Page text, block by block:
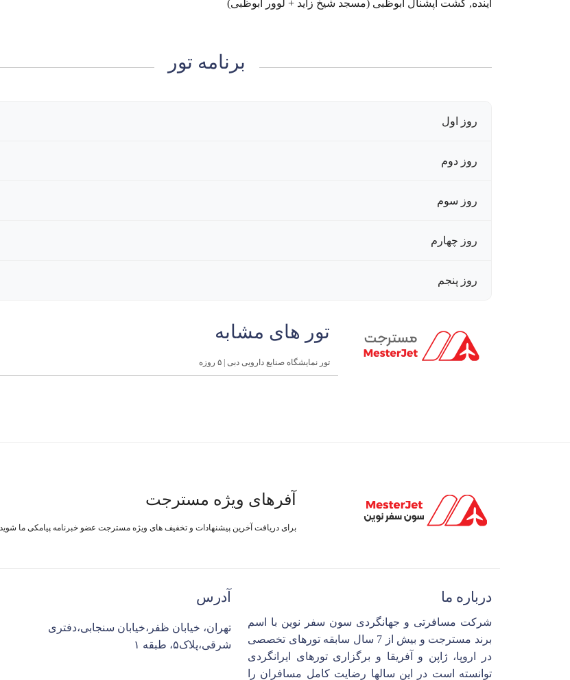
آینده, گشت آپشنال ابوظبی (مسجد شیخ زاید + لوور ابوظبی)
برنامه تور
روز اول
روز دوم
روز سوم
روز چهارم
روز پنجم
تور های مشابه
تور نمایشگاه صنایع دارویی دبی | ۵ روزه
آفرهای ویژه مسترجت
برای دریافت آخرین پیشنهادات و تخفیف های ویژه مسترجت عضو خبرنامه پیامکی ما شوید.
درباره ما
شرکت مسافرتی و جهانگردی سون سفر نوین با اسم
برند مسترجت و بیش از 7 سال سابقه تورهای تخصصی
در اروپا، ژاپن و آفریقا و برگزاری تورهای ایرانگردی
توانسته است در این سالها رضایت کامل مسافران را
آدرس
تهران، خیابان ظفر،خیابان سنجابی،دفتری
شرقی،پلاک۵، طبقه ۱